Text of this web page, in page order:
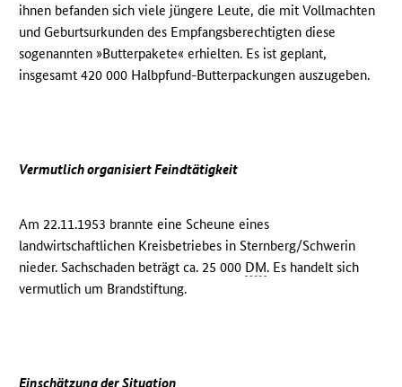
ihnen befanden sich viele jüngere Leute, die mit Vollmachten
und Geburtsurkunden des Empfangsberechtigten diese
sogenannten »Butterpakete« erhielten. Es ist geplant,
insgesamt 420 000 Halbpfund-Butterpackungen auszugeben.
Vermutlich organisiert Feindtätigkeit
Am 22.11.1953 brannte eine Scheune eines
landwirtschaftlichen Kreisbetriebes in Sternberg/Schwerin
nieder. Sachschaden beträgt ca. 25 000 DM. Es handelt sich
vermutlich um Brandstiftung.
Einschätzung der Situation